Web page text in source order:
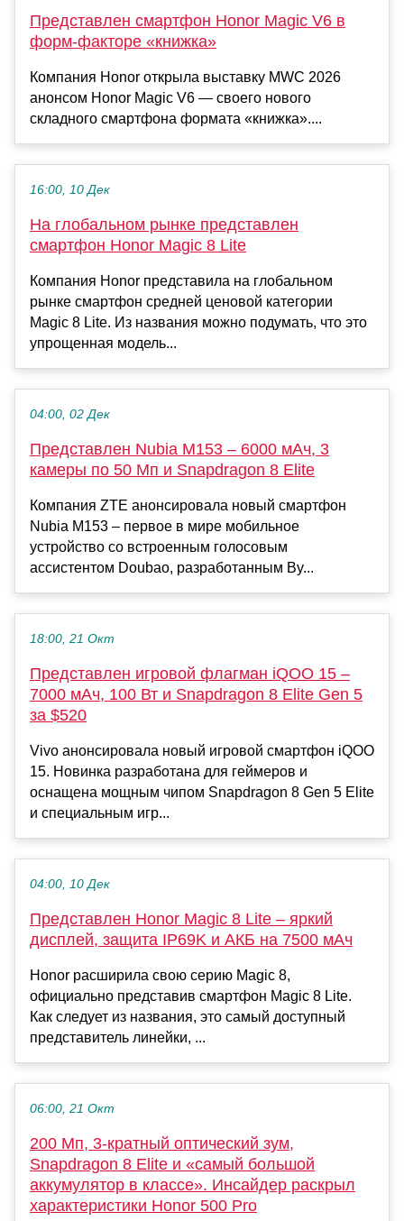
Представлен смартфон Honor Magic V6 в
форм-факторе «книжка»
Компания Honor открыла выставку MWC 2026
анонсом Honor Magic V6 — своего нового
складного смартфона формата «книжка»....
16:00, 10 Дек
На глобальном рынке представлен
смартфон Honor Magic 8 Lite
Компания Honor представила на глобальном
рынке смартфон средней ценовой категории
Magic 8 Lite. Из названия можно подумать, что это
упрощенная модель...
04:00, 02 Дек
Представлен Nubia M153 – 6000 мАч, 3
камеры по 50 Мп и Snapdragon 8 Elite
Компания ZTE анонсировала новый смартфон
Nubia M153 – первое в мире мобильное
устройство со встроенным голосовым
ассистентом Doubao, разработанным By...
18:00, 21 Окт
Представлен игровой флагман iQOO 15 –
7000 мАч, 100 Вт и Snapdragon 8 Elite Gen 5
за $520
Vivo анонсировала новый игровой смартфон iQOO
15. Новинка разработана для геймеров и
оснащена мощным чипом Snapdragon 8 Gen 5 Elite
и специальным игр...
04:00, 10 Дек
Представлен Honor Magic 8 Lite – яркий
дисплей, защита IP69K и АКБ на 7500 мАч
Honor расширила свою серию Magic 8,
официально представив смартфон Magic 8 Lite.
Как следует из названия, это самый доступный
представитель линейки, ...
06:00, 21 Окт
200 Мп, 3-кратный оптический зум,
Snapdragon 8 Elite и «самый большой
аккумулятор в классе». Инсайдер раскрыл
характеристики Honor 500 Pro